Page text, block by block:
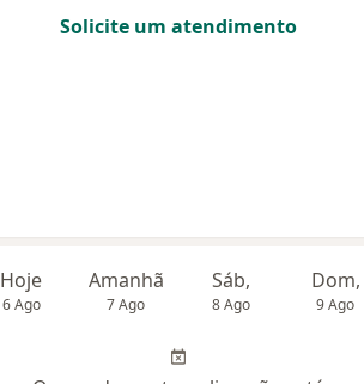
Solicite um atendimento
Hoje
6 Ago
Amanhã
7 Ago
Sáb,
8 Ago
Dom,
9 Ago